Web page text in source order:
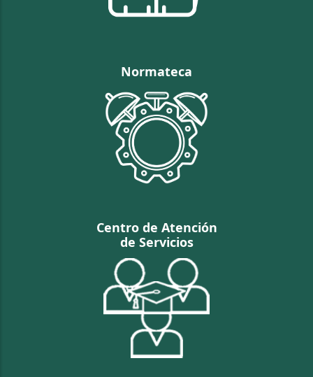
Normateca
Centro de Atención
de Servicios